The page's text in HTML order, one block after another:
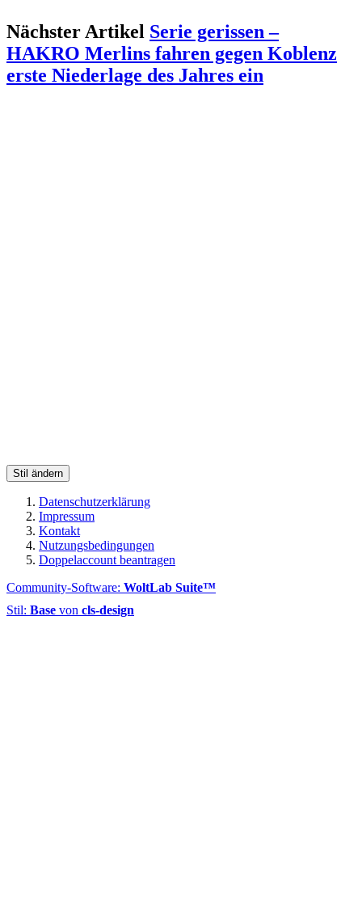
Nächster Artikel Serie gerissen –
HAKRO Merlins fahren gegen Koblenz
erste Niederlage des Jahres ein
Stil ändern
Datenschutzerklärung
Impressum
Kontakt
Nutzungsbedingungen
Doppelaccount beantragen
Community-Software: WoltLab Suite™
Stil: Base von cls-design